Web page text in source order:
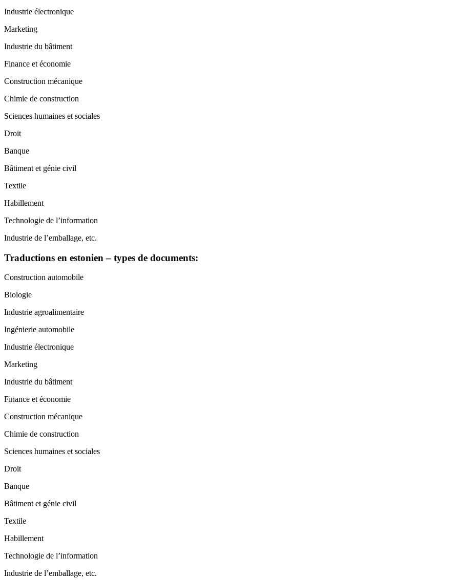
Industrie électronique
Marketing
Industrie du bâtiment
Finance et économie
Construction mécanique
Chimie de construction
Sciences humaines et sociales
Droit
Banque
Bâtiment et génie civil
Textile
Habillement
Technologie de l’information
Industrie de l’emballage, etc.
Traductions en estonien – types de documents:
Construction automobile
Biologie
Industrie agroalimentaire
Ingénierie automobile
Industrie électronique
Marketing
Industrie du bâtiment
Finance et économie
Construction mécanique
Chimie de construction
Sciences humaines et sociales
Droit
Banque
Bâtiment et génie civil
Textile
Habillement
Technologie de l’information
Industrie de l’emballage, etc.